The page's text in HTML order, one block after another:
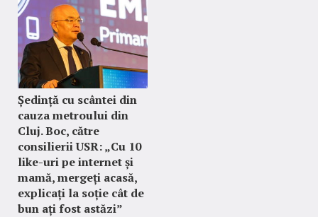
Ședință cu scântei din
cauza metroului din
Cluj. Boc, către
consilierii USR: „Cu 10
like-uri pe internet și
mamă, mergeți acasă,
explicați la soție cât de
bun ați fost astăzi”